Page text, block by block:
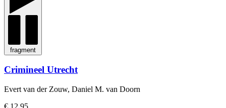
fragment
Crimineel Utrecht
Evert van der Zouw, Daniel M. van Doorn